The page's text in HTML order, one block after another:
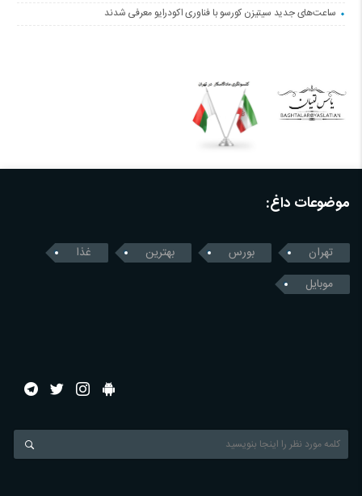
ساعت‌های جدید سیتیزن کورسو با فناوری اکودرایو معرفی شدند
موضوعات داغ:
تهران بورس بهترین
غذا
موبایل